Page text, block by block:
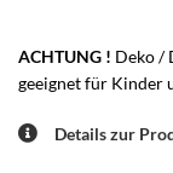
ACHTUNG ! Deko /
geeignet für Kinder
Details zur